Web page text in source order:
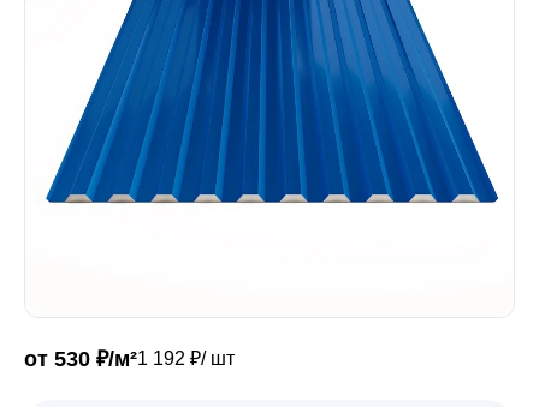
Забор
Кровля
Профили для гипсокартона
от 530 ₽/м²1 192 ₽/ шт